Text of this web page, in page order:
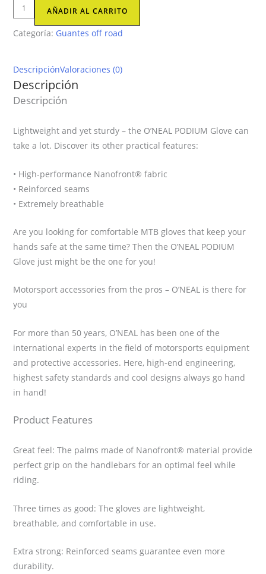
O'NEAL
PODIUM
Guante
Naranja
cantidad
AÑADIR AL CARRITO
Categoría: Guantes off road
DescripciónValoraciones (0)
Descripción
Descripción
Lightweight and yet sturdy – the O’NEAL PODIUM Glove can
take a lot. Discover its other practical features:
• High-performance Nanofront® fabric
• Reinforced seams
• Extremely breathable
Are you looking for comfortable MTB gloves that keep your
hands safe at the same time? Then the O’NEAL PODIUM
Glove just might be the one for you!
Motorsport accessories from the pros – O’NEAL is there for
you
For more than 50 years, O’NEAL has been one of the
international experts in the field of motorsports equipment
and protective accessories. Here, high-end engineering,
highest safety standards and cool designs always go hand
in hand!
Product Features
Great feel: The palms made of Nanofront® material provide
perfect grip on the handlebars for an optimal feel while
riding.
Three times as good: The gloves are lightweight,
breathable, and comfortable in use.
Extra strong: Reinforced seams guarantee even more
durability.